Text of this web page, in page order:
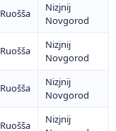
Ruošša
Nizjnij
Novgorod
Ruošša
Nizjnij
Novgorod
Ruošša
Nizjnij
Novgorod
Ruošša
Nizjnij